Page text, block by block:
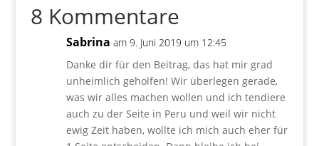
8 Kommentare
Sabrina am 9. Juni 2019 um 12:45
Danke dir für den Beitrag, das hat mir grad
unheimlich geholfen! Wir überlegen gerade,
was wir alles machen wollen und ich tendiere
auch zu der Seite in Peru und weil wir nicht
ewig Zeit haben, wollte ich mich auch eher für